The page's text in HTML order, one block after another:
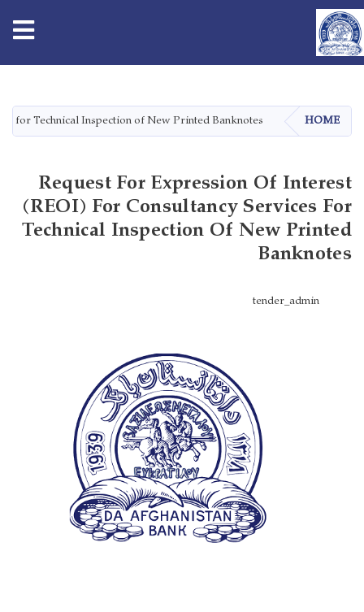
main
content
HOME
for Technical Inspection of New Printed Banknotes
Request For Expression Of Interest
(REOI) For Consultancy Services For
Technical Inspection Of New Printed
Banknotes
tender_admin